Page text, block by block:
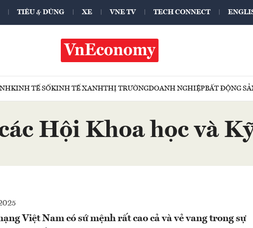
TIÊU & DÙNG XE VNE TV TECH CONNECT
KINH TẾ SỐKINH TẾ XANHTHỊ TRƯỜNGDOANH NGHIỆPBẤT ĐỘNG
Hội Khoa học và
Việt Nam có sứ mệnh rất cao cả và vẻ vang trong sự